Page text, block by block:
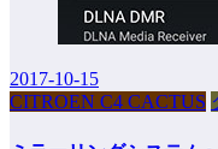
2017-10-15
CITROEN C4 CACTUS